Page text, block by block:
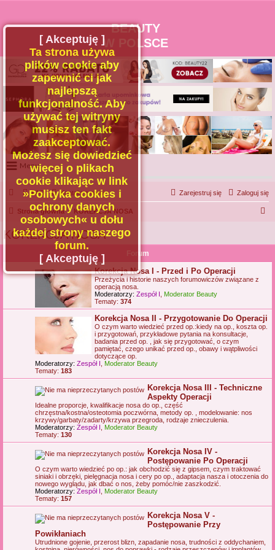
BEAUTY
W POLSCE
Menu
Portal
Facebook
Regulamin
Zapytaj administratora
Kontakt
FAQ Kontakt z nami Zaloguj się
Zarejestruj się
Strona główna KOREKCJA NOSA
KOREKCJA NOSA
Forum
Korekcja Nosa I - Przed i Po Operacji
Przeżycia i historie naszych forumowiczów związane z
operacją nosa.
Moderatorzy: Zespół I
Moderator Beauty
Tematy: 374
Korekcja Nosa II - Przygotowanie Do Operacji
O czym warto wiedzieć przed op.:kiedy na op., koszta op.
i przygotowań, przykładowe pytania na konsultacje,
badania przed op. , jak się przygotować, o czym
pamiętać, czego unikać przed op., obawy i wątpliwości
dotyczące op.
Moderatorzy: Zespół I
Moderator Beauty
Tematy: 183
Korekcja Nosa III - Techniczne
Aspekty Operacji
Idealne proporcje, kwalifikacje nosa do op., część
chrzęstna/kostna/osteotomia poczwórna, metody op. , modelowanie: nos
krzywy/garbaty/zadarty/krzywa przegroda, rodzaje znieczulenia.
Moderatorzy: Zespół I
Moderator Beauty
Tematy: 130
Korekcja Nosa IV -
Postępowanie Po Operacji
O czym warto wiedzieć po op.: jak obchodzić się z gipsem, czym traktować
siniaki i obrzęki, pielęgnacja nosa i cery po op., adaptacja nasza i otoczenia do
nowego wyglądu, jak dbać o nos, żeby pomóc/nie zaszkodzić.
Moderatorzy: Zespół I
Moderator Beauty
Tematy: 157
Korekcja Nosa V -
Postępowanie Przy
Powikłaniach
Utrudnione gojenie, przerost blizn, zapadanie nosa, trudności z oddychaniem,
[ Akceptuję ]
Ta strona używa
plików cookie aby
zapewnić ci jak
najlepszą
funkcjonalność. Aby
używać tej witryny
musisz ten fakt
zaakceptować.
Możesz się dowiedzieć
więcej o plikach
cookie klikając w link
»Polityka cookies i
ochrony danych
osobowych« u dołu
każdej strony naszego
forum.
[ Akceptuję ]